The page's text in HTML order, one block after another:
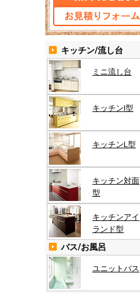
キッチン/流し台
ミニ流し台
キッチンI型
キッチンL型
キッチン対面
型
キッチンアイ
ランド型
バス/お風呂
ユニットバス